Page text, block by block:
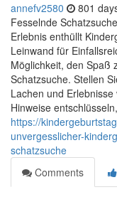
annefv2580 801
Fesselnde
Erlebnis enthüllt
Leinwand für
Möglichkeit, den Spaß
Schatzsuche. Stellen
Lachen und
Hinweise
https://
unvergesslicher-
schatzsuche
Comments